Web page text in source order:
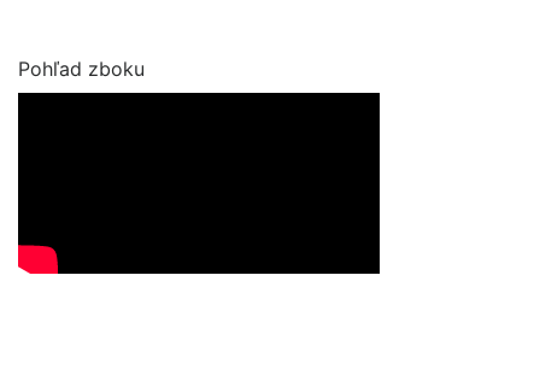
Pohľad zboku